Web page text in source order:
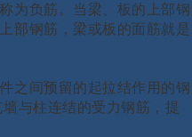
为负筋。当梁、板的上部钢
部钢筋，梁或板的面筋就是
之间预留的起拉结作用的钢
与柱连结的受力钢筋，提